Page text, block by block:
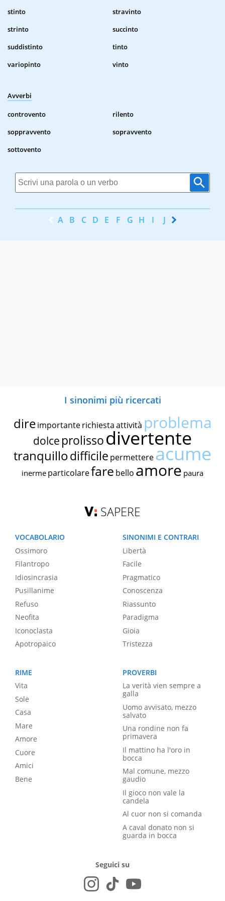
stinto
stravinto
strinto
succinto
suddistinto
tinto
variopinto
vinto
Avverbi
controvento
rilento
soppravvento
sopravvento
sottovento
A B C D E F G H I J K
I sinonimi più ricercati
dire importante richiestaattività problema
dolce prolissodivertente
tranquillodifficile permettereacume
inerme particolarefare bello amore paura
SAPERE
VOCABOLARIO
Ossimoro
Filantropo
Idiosincrasia
Pusillanime
Refuso
Neofita
Iconoclasta
Apotropaico
SINONIMI E CONTRARI
Libertà
Facile
Pragmatico
Conoscenza
Riassunto
Paradigma
Gioia
Tristezza
RIME
Vita
Sole
Casa
Mare
Amore
Cuore
Amici
Bene
PROVERBI
La verità vien sempre a
galla
Uomo avvisato, mezzo
salvato
Una rondine non fa
primavera
Il mattino ha l'oro in
bocca
Mal comune, mezzo
gaudio
Il gioco non vale la
candela
Al cuor non si comanda
A caval donato non si
guarda in bocca
Seguici su